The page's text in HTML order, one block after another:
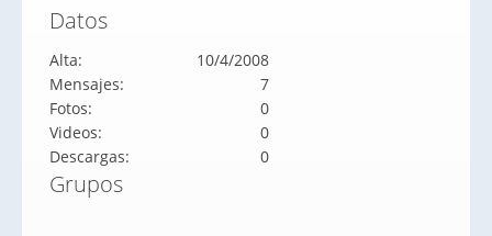
Datos
Alta:
10/4/2008
Mensajes:
7
Fotos:
0
Videos:
0
Descargas:
0
Grupos